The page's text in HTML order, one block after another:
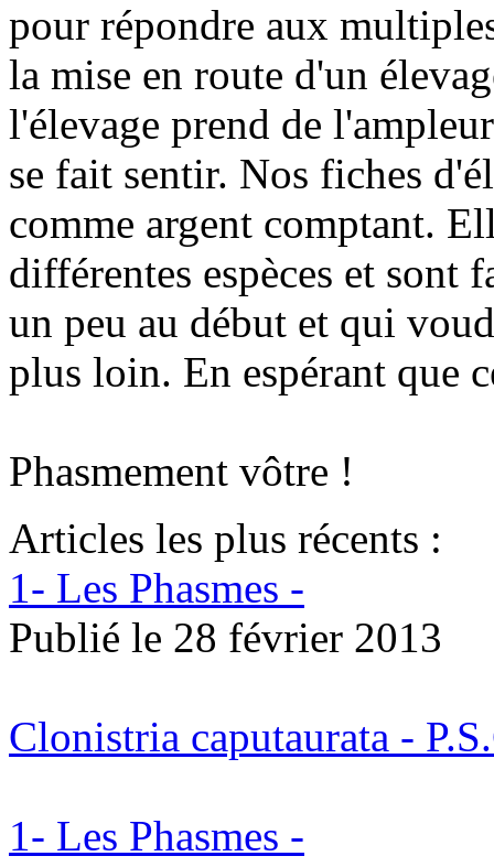
pour répondre aux
la mise en route d'un
l'élevage prend de
se fait sentir. Nos fiches
comme argent comptant.
différentes espèces et sont
un peu au début et qui
plus loin. En espérant que
Phasmement vôtre !
Articles les plus récents :
1- Les Phasmes -
Publié le 28 février 2013
Clonistria caputaurata -
1- Les Phasmes -